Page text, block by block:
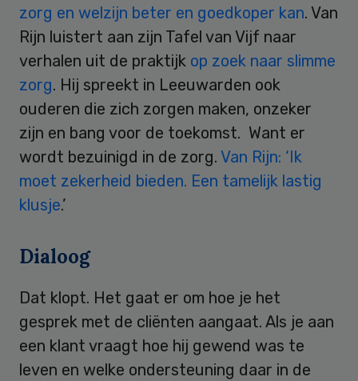
zorg en welzijn beter en goedkoper kan. Van
Rijn luistert aan zijn Tafel van Vijf naar
verhalen uit de praktijk op zoek naar slimme
zorg. Hij spreekt in Leeuwarden ook
ouderen die zich zorgen maken, onzeker
zijn en bang voor de toekomst. Want er
wordt bezuinigd in de zorg. Van Rijn: ‘Ik
moet zekerheid bieden. Een tamelijk lastig
klusje.’
Dialoog
Dat klopt. Het gaat er om hoe je het
gesprek met de cliënten aangaat. Als je aan
een klant vraagt hoe hij gewend was te
leven en welke ondersteuning daar in de